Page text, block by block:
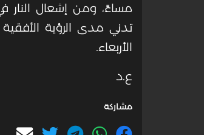
مساءً، ومن إشعال النار
تدني مدى الرؤية
الأربعاء.
ع.د
مشاركة